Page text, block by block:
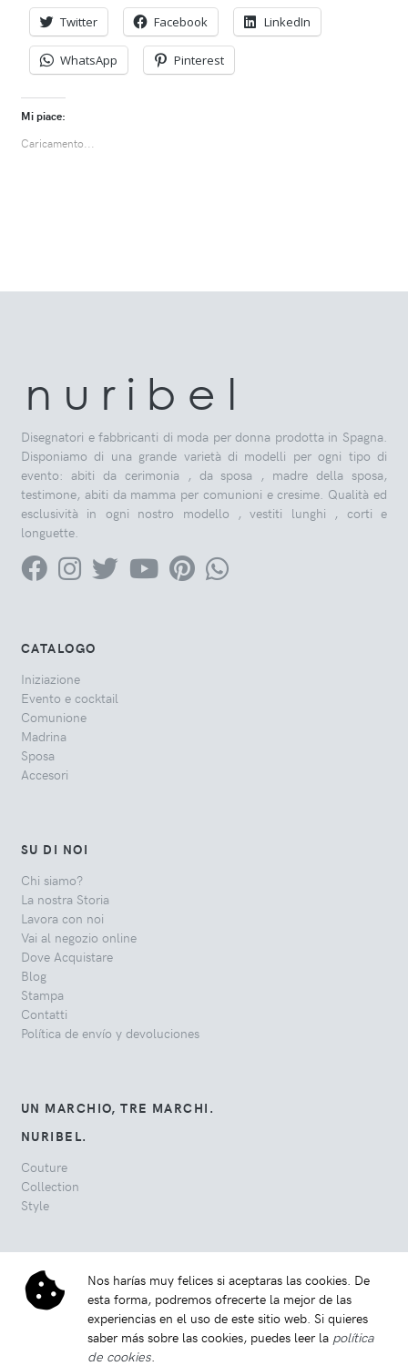
Twitter Facebook LinkedIn
WhatsApp Pinterest
Mi piace:
Caricamento...
n u r i b e l
Disegnatori e fabbricanti di moda per donna prodotta in Spagna.
Disponiamo di una grande varietà di modelli per ogni tipo di
evento: abiti da cerimonia , da sposa , madre della sposa,
testimone, abiti da mamma per comunioni e cresime. Qualità ed
esclusività in ogni nostro modello , vestiti lunghi , corti e
longuette.
CATALOGO
Iniziazione
Evento e cocktail
Comunione
Madrina
Sposa
Accesori
SU DI NOI
Chi siamo?
La nostra Storia
Lavora con noi
Vai al negozio online
Dove Acquistare
Blog
Stampa
Contatti
Política de envío y devoluciones
UN MARCHIO, TRE MARCHI.
NURIBEL.
Couture
Collection
Style
Nos harías muy felices si aceptaras las cookies. De
esta forma, podremos ofrecerte la mejor de las
experiencias en el uso de este sitio web. Si quieres
saber más sobre las cookies, puedes leer la política
de cookies